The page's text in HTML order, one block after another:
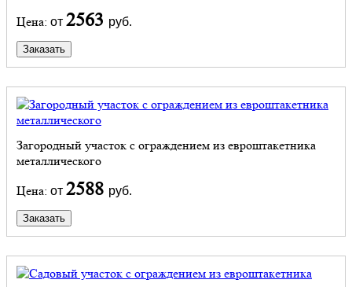
Цена: от 2563 руб.
Заказать
Загородный участок с ограждением из евроштакетника
металлического
Цена: от 2588 руб.
Заказать